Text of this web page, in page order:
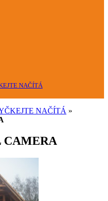
NAČÍTÁ
NAČÍTÁ »
CAMERA